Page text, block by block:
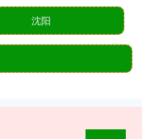
沈阳